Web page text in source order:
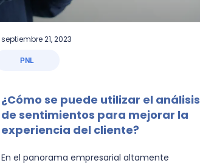
PNL
¿Cómo se puede utilizar el análisis
de sentimientos para mejorar la
experiencia del cliente?
En el panorama empresarial altamente
septiembre 21, 2023